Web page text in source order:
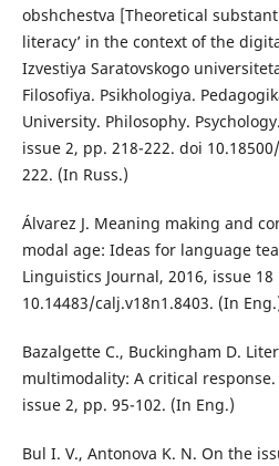
obshchestva [Theoretical
literacyʼ in the context of the
Izvestiya Saratovskogo
Filosofiya. Psikhologiya.
University. Philosophy.
issue 2, pp. 218-222. doi
222. (In Russ.)
Álvarez J. Meaning making and
modal age: Ideas for language
Linguistics Journal, 2016, issue
10.14483/calj.v18n1.8403. (In
Bazalgette C., Buckingham D.
multimodality: A critical response.
issue 2, pp. 95-102. (In Eng.)
Bul I. V., Antonova K. N. On the